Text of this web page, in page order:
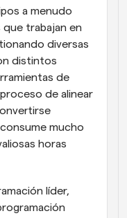
a menudo
trabajan en
diversas
distintos
de
de alinear
mucho
horas
líder,